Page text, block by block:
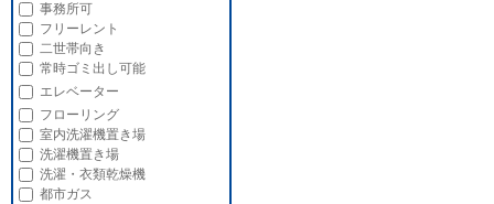
事務所可
フリーレント
二世帯向き
常時ゴミ出し可能
エレベーター
フローリング
室内洗濯機置き場
洗濯機置き場
洗濯・衣類乾燥機
都市ガス